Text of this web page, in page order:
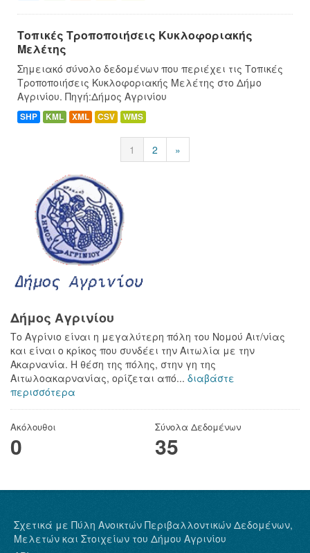
Τοπικές Τροποποιήσεις Κυκλοφοριακής
Μελέτης
Σημειακό σύνολο δεδομένων που περιέχει τις Τοπικές
Τροποποιήσεις Κυκλοφοριακής Μελέτης στο Δήμο
Αγρινίου. Πηγή:Δήμος Αγρινίου
SHP KML XML CSV WMS
1 2 »
Δήμος Αγρινίου
Το Αγρίνιο είναι η μεγαλύτερη πόλη του Νομού Αιτ/νίας
και είναι ο κρίκος που συνδέει την Αιτωλία με την
Ακαρνανία. Η θέση της πόλης, στην γη της
Αιτωλοακαρνανίας, ορίζεται από... διαβάστε
περισσότερα
Ακόλουθοι
0
Σύνολα Δεδομένων
35
Σχετικά με Πύλη Ανοικτών Περιβαλλοντικών Δεδομένων,
Μελετών και Στοιχείων του Δήμου Αγρινίου